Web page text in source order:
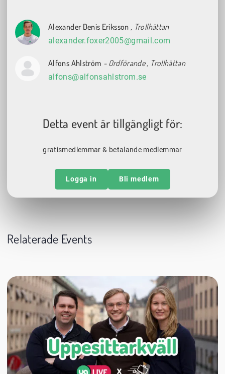
Alexander Denis Eriksson , Trollhättan
alexander.foxer2005@gmail.com
Alfons Ahlström - Ordförande, Trollhättan
alfons@alfonsahlstrom.se
Detta event är tillgängligt för:
gratismedlemmar & betalande medlemmar
Logga in Bli medlem
Relaterade Events